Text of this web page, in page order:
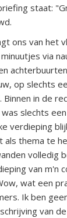
staat:
ons van het
via
op slechts
in de
slechts
verdieping
thema te
volledig
van m'n
wat een
Ik ben
van